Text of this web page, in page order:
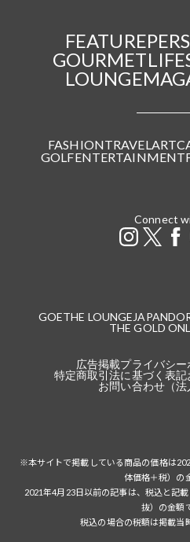
FEATURE
GOURMET
LOUNGE
FASHIONTRAVELART
GOLFENTERTAINMENT
Connect
GOETHE LOUNGE
THE GOLD
広告掲載プライバシー
特定商取引法に基づく表記
お問い合わせ（法
※本サイトで掲載している商品の価格は
体価格＋税）の
2021年4月23日以前の記事は、税込と記
抜）の金額
税込の場合の税額は掲載当